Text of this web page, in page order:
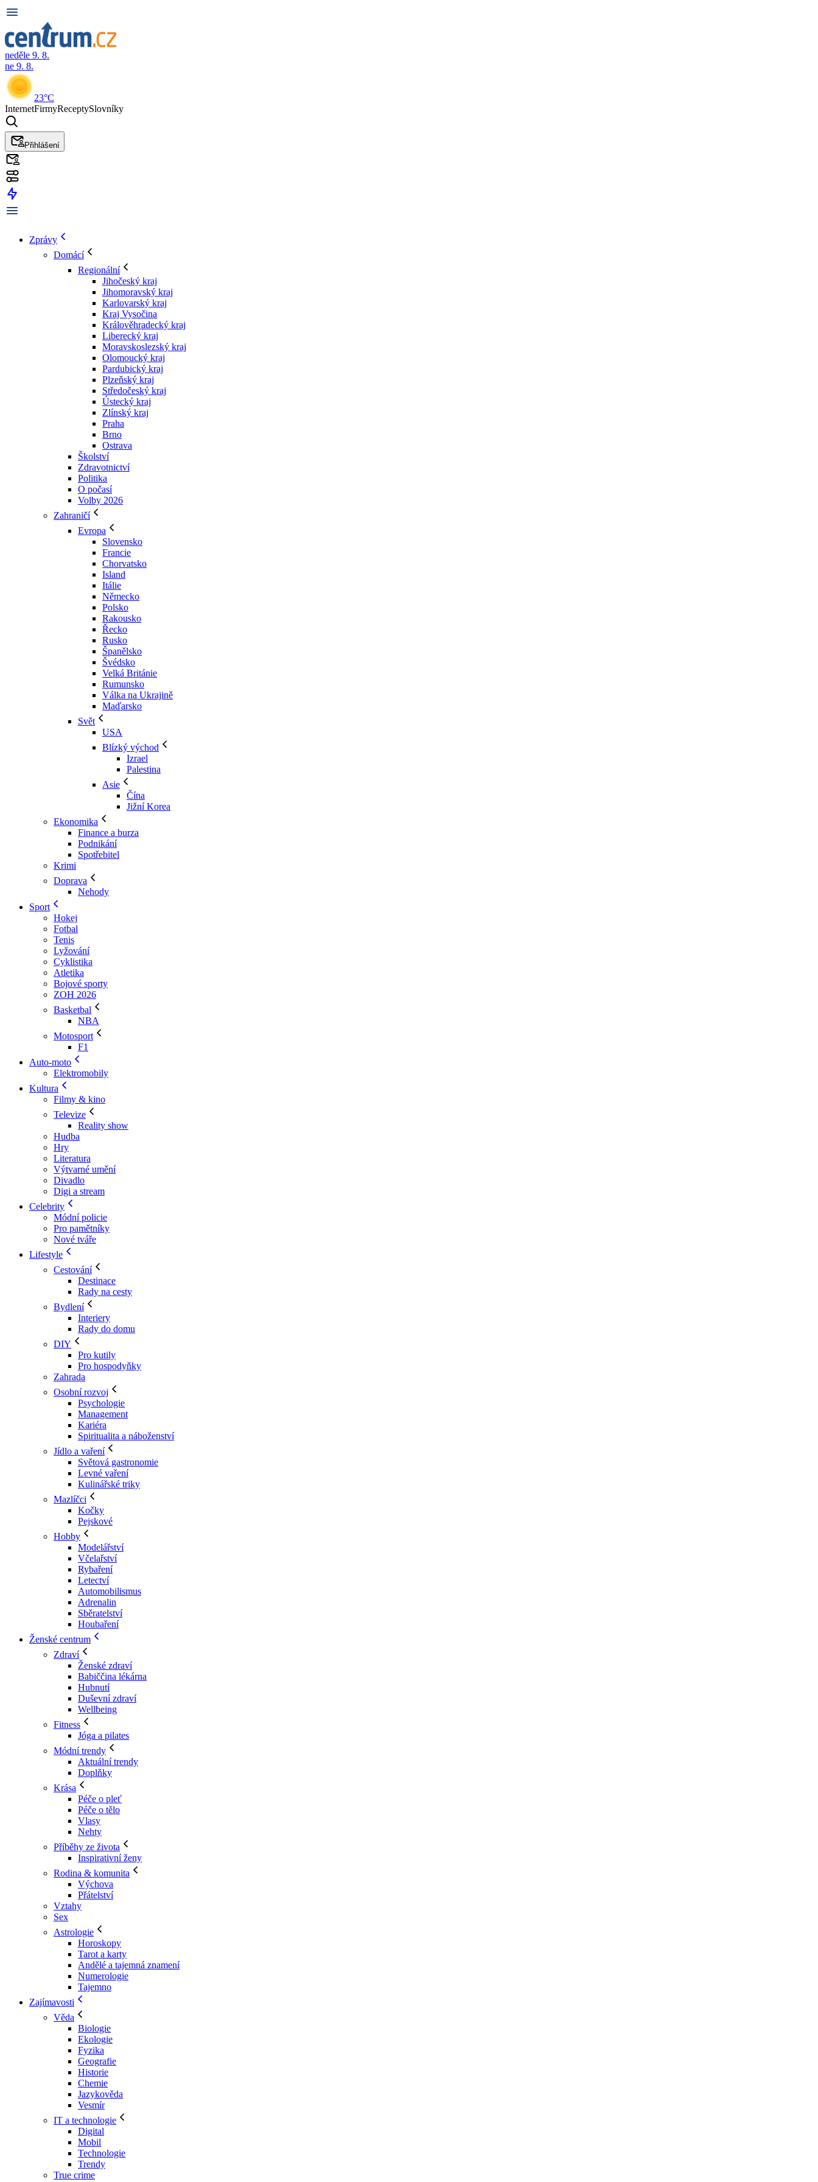
neděle 9. 8.
ne 9. 8.
23°C
InternetFirmyReceptySlovníky
Přihlášení
Zprávy
Domácí
Regionální
Jihočeský kraj
Jihomoravský kraj
Karlovarský kraj
Kraj Vysočina
Králověhradecký kraj
Liberecký kraj
Moravskoslezský kraj
Olomoucký kraj
Pardubický kraj
Plzeňský kraj
Středočeský kraj
Ústecký kraj
Zlínský kraj
Praha
Brno
Ostrava
Školství
Zdravotnictví
Politika
O počasí
Volby 2026
Zahraničí
Evropa
Slovensko
Francie
Chorvatsko
Island
Itálie
Německo
Polsko
Rakousko
Řecko
Rusko
Španělsko
Švédsko
Velká Británie
Rumunsko
Válka na Ukrajině
Maďarsko
Svět
USA
Blízký východ
Izrael
Palestina
Asie
Čína
Jižní Korea
Ekonomika
Finance a burza
Podnikání
Spotřebitel
Krimi
Doprava
Nehody
Sport
Hokej
Fotbal
Tenis
Lyžování
Cyklistika
Atletika
Bojové sporty
ZOH 2026
Basketbal
NBA
Motosport
F1
Auto-moto
Elektromobily
Kultura
Filmy & kino
Televize
Reality show
Hudba
Hry
Literatura
Výtvarné umění
Divadlo
Digi a stream
Celebrity
Módní policie
Pro pamětníky
Nové tváře
Lifestyle
Cestování
Destinace
Rady na cesty
Bydlení
Interiery
Rady do domu
DIY
Pro kutily
Pro hospodyňky
Zahrada
Osobní rozvoj
Psychologie
Management
Kariéra
Spiritualita a náboženství
Jídlo a vaření
Světová gastronomie
Levné vaření
Kulinářské triky
Mazlíčci
Kočky
Pejskové
Hobby
Modelářství
Včelařství
Rybaření
Letectví
Automobilismus
Adrenalin
Sběratelství
Houbaření
Ženské centrum
Zdraví
Ženské zdraví
Babiččina lékárna
Hubnutí
Duševní zdraví
Wellbeing
Fitness
Jóga a pilates
Módní trendy
Aktuální trendy
Doplňky
Krása
Péče o pleť
Péče o tělo
Vlasy
Nehty
Příběhy ze života
Inspirativní ženy
Rodina & komunita
Výchova
Přátelství
Vztahy
Sex
Astrologie
Horoskopy
Tarot a karty
Andělé a tajemná znamení
Numerologie
Tajemno
Zajímavosti
Věda
Biologie
Ekologie
Fyzika
Geografie
Historie
Chemie
Jazykověda
Vesmír
IT a technologie
Digital
Mobil
Technologie
Trendy
True crime